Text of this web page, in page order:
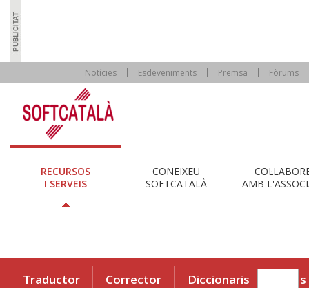
Notícies Esdeveniments Premsa Fòrums
RECURSOS
I SERVEIS
CONEIXEU
SOFTCATALÀ
AMB
Traductor Corrector Diccionaris Eines